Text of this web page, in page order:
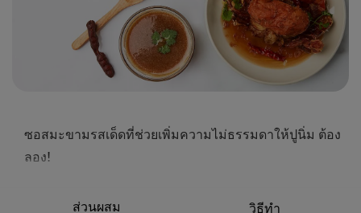
ซอสมะขามรสเด็ดที่ช่วยเพิ่มความไม่ธรรมดาให้ปูนิ่ม ต้อง
ลอง!
ส่วนผสม วิธีทำ